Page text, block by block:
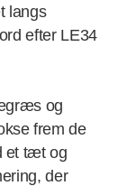
langs
efter LE34
og
frem de
et tæt og
der